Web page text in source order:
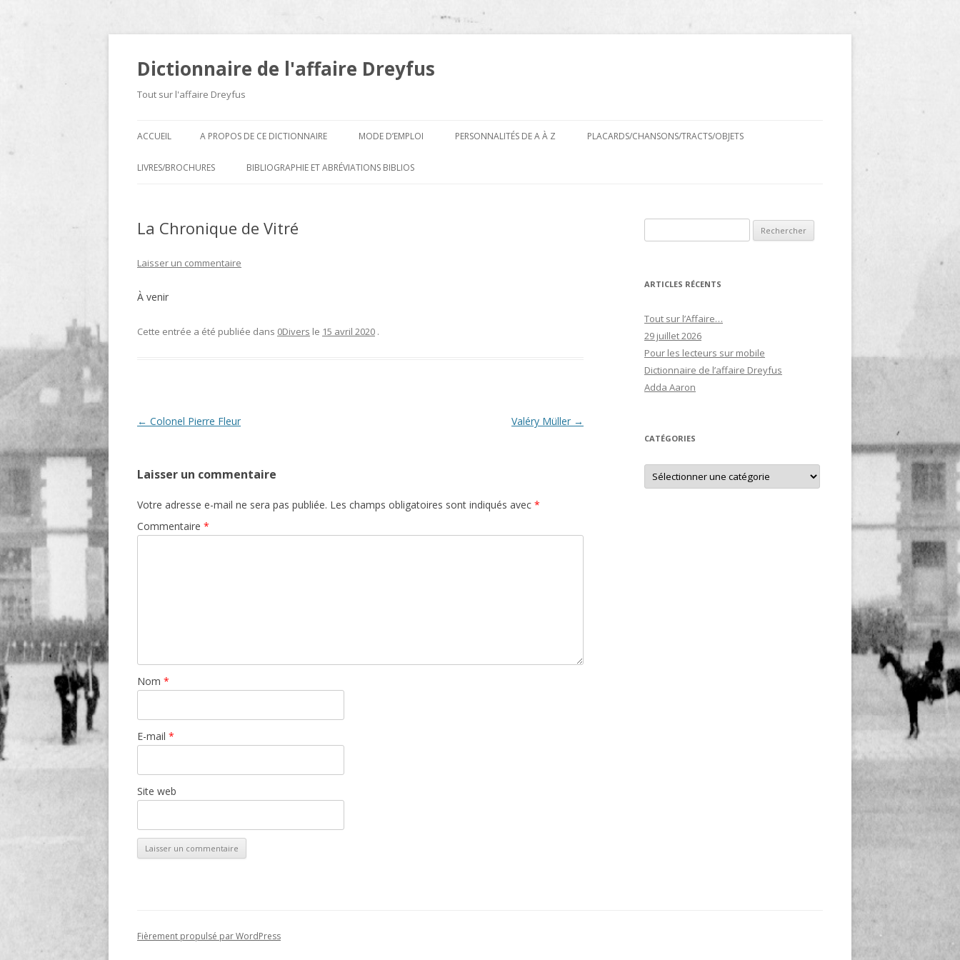
Dictionnaire de l'affaire Dreyfus
Tout sur l'affaire Dreyfus
au
ACCUEIL A PROPOS DE CE DICTIONNAIRE MODE D’EMPLOI PERSONNALITÉS DE A À Z PLACARDS/CHANSONS/TRACTS/OBJETS
LIVRES/BROCHURES
D
BIBLIOGRAPHIE ET ABRÉVIATIONS BIBLIOS
La Chronique de Vitré
Laisser un commentaire
À venir
Cette entrée a été publiée dans 0Divers le 15 avril 2020 .
Navigation
← Colonel Pierre Fleur Valéry Müller →
Laisser un commentaire
Votre adresse e-mail ne sera pas publiée. Les champs obligatoires sont indiqués avec *
Commentaire *
Nom *
E-mail *
Site web
ARTICLES RÉCENTS
Tout sur l’Affaire…
29 juillet 2026
Pour les lecteurs sur mobile
Dictionnaire de l’affaire Dreyfus
Adda Aaron
CATÉGORIES
Catégories
Fièrement propulsé par WordPress